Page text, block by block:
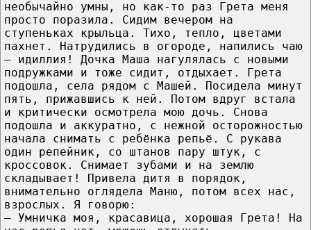
необычайно умны, но как-то раз Грета меня
просто поразила. Сидим вечером на
ступеньках крыльца. Тихо, тепло, цветами
пахнет. Натрудились в огороде, напились чаю
– идиллия! Дочка Маша нагулялась с новыми
подружками и тоже сидит, отдыхает. Грета
подошла, села рядом с Машей. Посидела минут
пять, прижавшись к ней. Потом вдруг встала
и критически осмотрела мою дочь. Снова
подошла и аккуратно, с нежной осторожностью
начала снимать с ребёнка репьё. С рукава
один репейник, со штанов пару штук, с
кроссовок. Снимает зубами и на землю
складывает! Привела дитя в порядок,
внимательно оглядела Маню, потом всех нас,
взрослых. Я говорю:
– Умничка моя, красавица, хорошая Грета! На